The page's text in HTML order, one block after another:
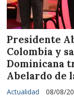
Presidente
Colombia y
Dominicana
Abelardo de
Actualidad 08/08/